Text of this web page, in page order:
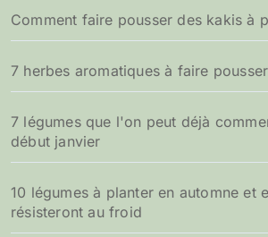
e
r
:
Comment faire pousser des kakis à
7 herbes aromatiques à faire
7 légumes que l'on peut déjà
début janvier
10 légumes à planter en automne et
résisteront au froid